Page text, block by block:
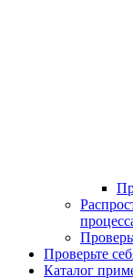
Проверьте
Каталог